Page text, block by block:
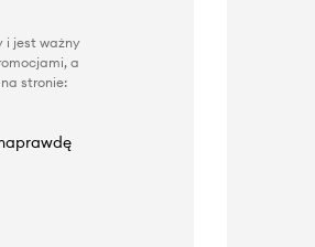
i jest ważny
a
stronie: